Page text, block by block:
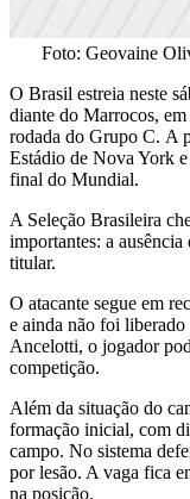
Foto: Geovaine
O Brasil estreia neste
diante do Marrocos,
rodada do Grupo C. A
Estádio de Nova York
final do Mundial.
A Seleção Brasileira
importantes: a
titular.
O atacante segue em
e ainda não foi
Ancelotti, o jogador
competição.
Além da situação do
formação inicial, com
campo. No sistema
por lesão. A vaga fica
na posição.